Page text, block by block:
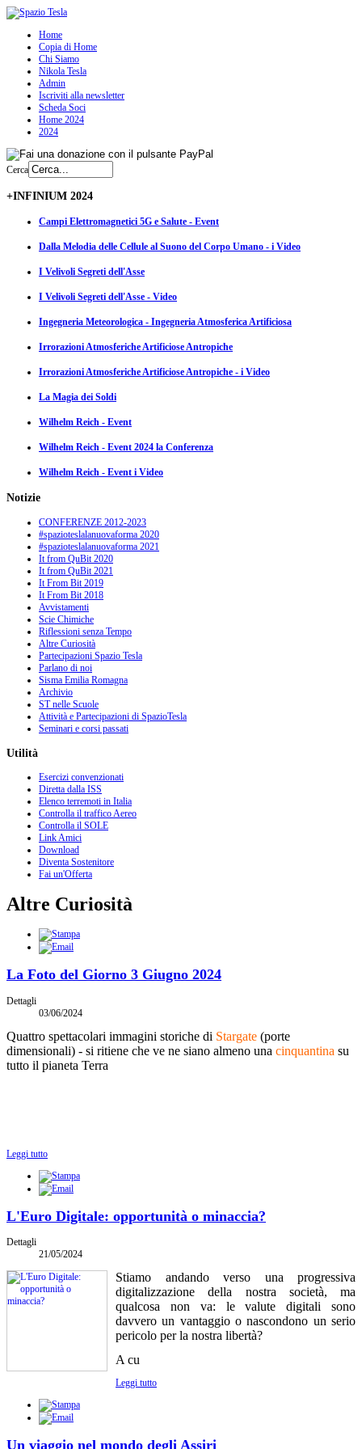
Home
Copia di Home
Chi Siamo
Nikola Tesla
Admin
Iscriviti alla newsletter
Scheda Soci
Home 2024
2024
Cerca
+INFINIUM 2024
Campi Elettromagnetici 5G e Salute - Event
Dalla Melodia delle Cellule al Suono del Corpo Umano - i Video
I Velivoli Segreti dell'Asse
I Velivoli Segreti dell'Asse - Video
Ingegneria Meteorologica - Ingegneria Atmosferica Artificiosa
Irrorazioni Atmosferiche Artificiose Antropiche
Irrorazioni Atmosferiche Artificiose Antropiche - i Video
La Magia dei Soldi
Wilhelm Reich - Event
Wilhelm Reich - Event 2024 la Conferenza
Wilhelm Reich - Event i Video
Notizie
CONFERENZE 2012-2023
#spazioteslalanuovaforma 2020
#spazioteslalanuovaforma 2021
It from QuBit 2020
It from QuBit 2021
It From Bit 2019
It From Bit 2018
Avvistamenti
Scie Chimiche
Riflessioni senza Tempo
Altre Curiosità
Partecipazioni Spazio Tesla
Parlano di noi
Sisma Emilia Romagna
Archivio
ST nelle Scuole
Attività e Partecipazioni di SpazioTesla
Seminari e corsi passati
Utilità
Esercizi convenzionati
Diretta dalla ISS
Elenco terremoti in Italia
Controlla il traffico Aereo
Controlla il SOLE
Link Amici
Download
Diventa Sostenitore
Fai un'Offerta
Altre Curiosità
La Foto del Giorno 3 Giugno 2024
Dettagli
03/06/2024
Quattro spettacolari immagini storiche di Stargate (porte
dimensionali) - si ritiene che ve ne siano almeno una cinquantina su
tutto il pianeta Terra
Leggi tutto
L'Euro Digitale: opportunità o minaccia?
Dettagli
21/05/2024
Stiamo andando verso una progressiva
digitalizzazione della nostra società, ma
qualcosa non va: le valute digitali sono
davvero un vantaggio o nascondono un serio
pericolo per la nostra libertà?
A cu
Leggi tutto
Un viaggio nel mondo degli Assiri